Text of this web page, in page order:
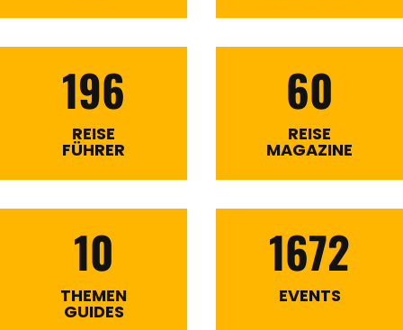
196
REISE
FÜHRER
60
REISE
MAGAZINE
10
THEMEN
GUIDES
1672
EVENTS